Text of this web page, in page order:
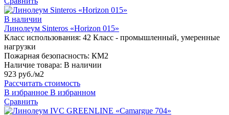
В наличии
Линолеум Sinteros «Horizon 015»
Класс использования: 42 Класс - промышленный, умеренные
нагрузки
Пожарная безопасность: КМ2
Наличие товара: В наличии
923 руб./м2
Рассчитать стоимость
В избранное В избранном
Сравнить